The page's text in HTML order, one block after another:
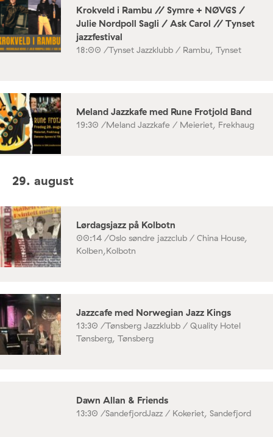
Krokveld i Rambu // Symre + NØVGS /
Julie Nordpoll Sagli / Ask Carol // Tynset
jazzfestival
18:00 /Tynset Jazzklubb / Rambu, Tynset
Meland Jazzkafe med Rune Frotjold Band
19:30 /Meland Jazzkafe / Meieriet, Frekhaug
29. august
Lørdagsjazz på Kolbotn
00:14 /Oslo søndre jazzclub / China House,
Kolben,Kolbotn
Jazzcafe med Norwegian Jazz Kings
13:30 /Tønsberg Jazzklubb / Quality Hotel
Tønsberg, Tønsberg
Dawn Allan & Friends
13:30 /SandefjordJazz / Kokeriet, Sandefjord